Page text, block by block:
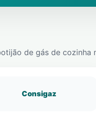
de gás de cozinha
Consigaz